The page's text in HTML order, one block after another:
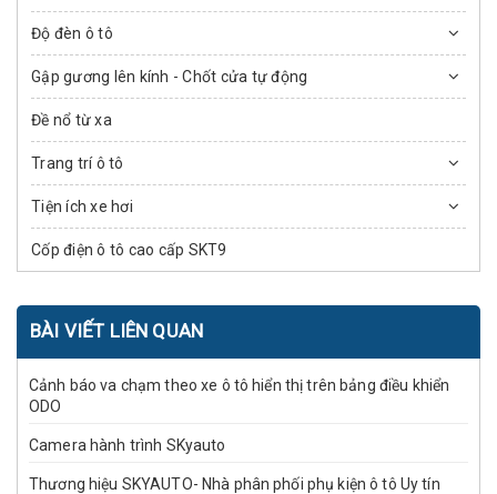
Độ đèn ô tô
Gập gương lên kính - Chốt cửa tự động
Đề nổ từ xa
Trang trí ô tô
Tiện ích xe hơi
Cốp điện ô tô cao cấp SKT9
BÀI VIẾT LIÊN QUAN
Cảnh báo va chạm theo xe ô tô hiển thị trên bảng điều khiển
ODO
Camera hành trình SKyauto
Thương hiệu SKYAUTO- Nhà phân phối phụ kiện ô tô Uy tín